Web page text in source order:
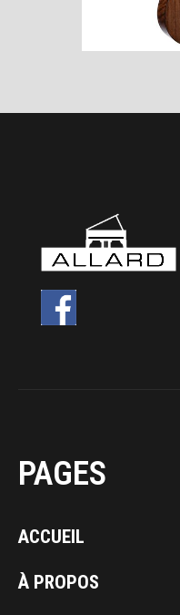
PAGES
ACCUEIL
À PROPOS